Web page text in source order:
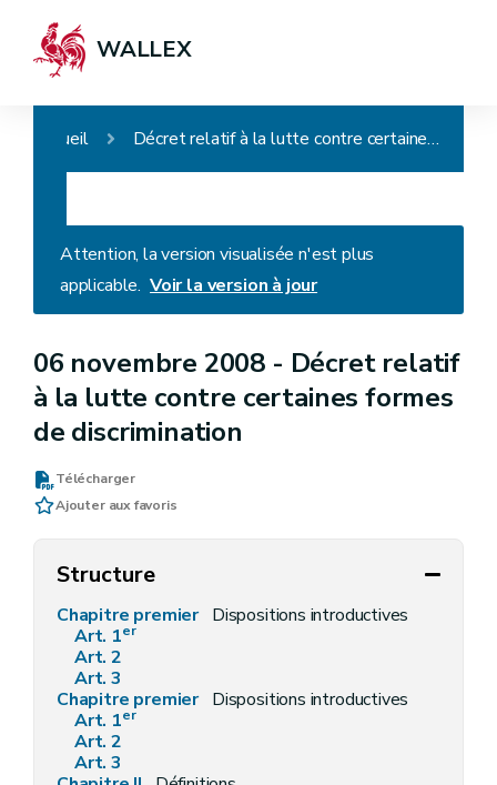
WALLEX
Accueil Décret relatif à la lutte contre certaines formes de discrimination
Attention, la version visualisée n'est plus
applicable. Voir la version à jour
06 novembre 2008 - Décret relatif
à la lutte contre certaines formes
de discrimination
Télécharger
Ajouter aux favoris
Structure
Chapitre premier Dispositions introductives
Art. 1er
Art. 2
Art. 3
Chapitre premier Dispositions introductives
Art. 1er
Art. 2
Art. 3